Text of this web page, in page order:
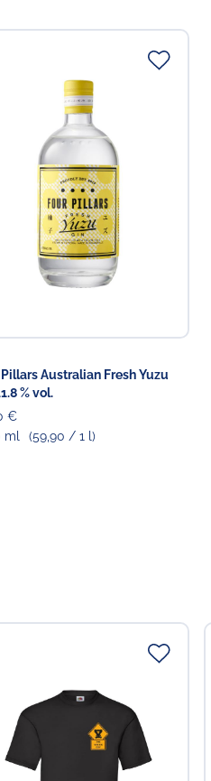
von Mistelhain, eine
Pillars Australian Fresh Yuzu
% vol.
€
ml
(59,90 / 1 l)